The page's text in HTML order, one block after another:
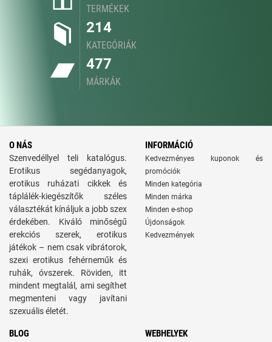
TERMÉKEK
214
KATEGÓRIÁK
477
MÁRKÁK
O NÁS
Szenvedéllyel teli katalógus.
Erotikus segédanyagok,
erotikus ruházati cikkek és
táplálék-kiegészítők széles
választékát kínáljuk a jobb szex
érdekében. Kiváló minőségű
erekciós szerek, erotikus
játékok – nem csak vibrátorok,
szexi erotikus fehérneműk és
ruhák, óvszerek. Röviden, itt
mindent megtalál, ami segíthet
megmenteni vagy javítani
szexuális életét.
INFORMÁCIÓ
Kedvezményes kuponok és
promóciók
Minden kategória
Minden márka
Minden e-shop
Újdonságok
Kedvezmények
BLOG WEBHELYEK